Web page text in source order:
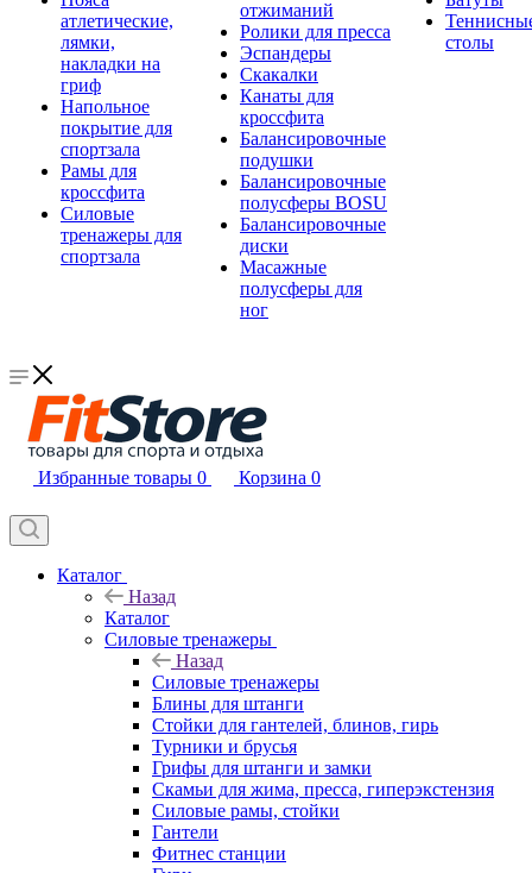
атлетические,
лямки,
накладки на
гриф
Напольное
покрытие для
спортзала
Рамы для
кроссфита
Силовые
тренажеры для
спортзала
отжиманий
Ролики для пресса
Эспандеры
Скакалки
Канаты для
кроссфита
Балансировочные
подушки
Балансировочные
полусферы BOSU
Балансировочные
диски
Масажные
полусферы для
ног
столы
Избранные товары 0 Корзина 0
Каталог
Назад
Каталог
Силовые тренажеры
Назад
Силовые тренажеры
Блины для штанги
Стойки для гантелей, блинов, гирь
Турники и брусья
Грифы для штанги и замки
Скамьи для жима, пресса, гиперэкстензия
Силовые рамы, стойки
Гантели
Фитнес станции